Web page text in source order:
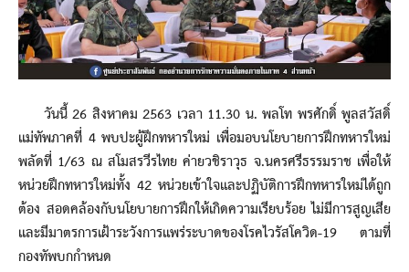
วันนี้ 26 สิงหาคม 2563 เวลา 11.30 น. พลโท พรศักดิ์ พูลสวัสดิ์
แม่ทัพภาคที่ 4 พบปะผู้ฝึกทหารใหม่ เพื่อมอบนโยบายการฝึกทหารใหม่
พลัดที่ 1/63 ณ สโมสรวีรไทย ค่ายวชิราวุธ จ.นครศรีธรรมราช เพื่อให้
หน่วยฝึกทหารใหม่ทั้ง 42 หน่วยเข้าใจและปฏิบัติการฝึกทหารใหม่ได้ถูก
ต้อง สอดคล้องกับนโยบายการฝึกให้เกิดความเรียบร้อย ไม่มีการสูญเสีย
และมีมาตรการเฝ้าระวังการแพร่ระบาดของโรคไวรัสโควิด-19 ตามที่
กองทัพบกกำหนด